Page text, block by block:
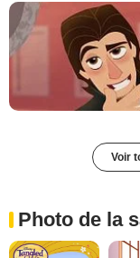
Voir
Photo de la